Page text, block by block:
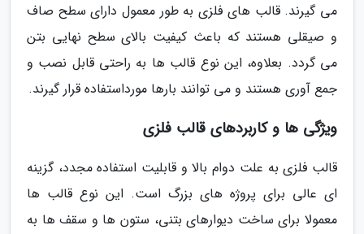
می گیرند. قالب های فلزی به طور معمول دارای سطح صاف
و صیقلی هستند که باعث کیفیت بالای سطح نهایی بتن
می گردد. بعلاوه، این نوع قالب ها به راحتی قابل نصب و
جمع آوری هستند و می توانند بارها مورداستفاده قرار گیرند.
ویژگی ها و کاربردهای قالب فلزی
قالب فلزی به علت دوام بالا و قابلیت استفاده مجدد، گزینه
ای عالی برای پروژه های بزرگ است. این نوع قالب ها
معمولا برای ساخت دیوارهای بتنی، ستون ها و سقف ها به